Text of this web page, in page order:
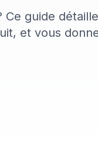
guide
et vous